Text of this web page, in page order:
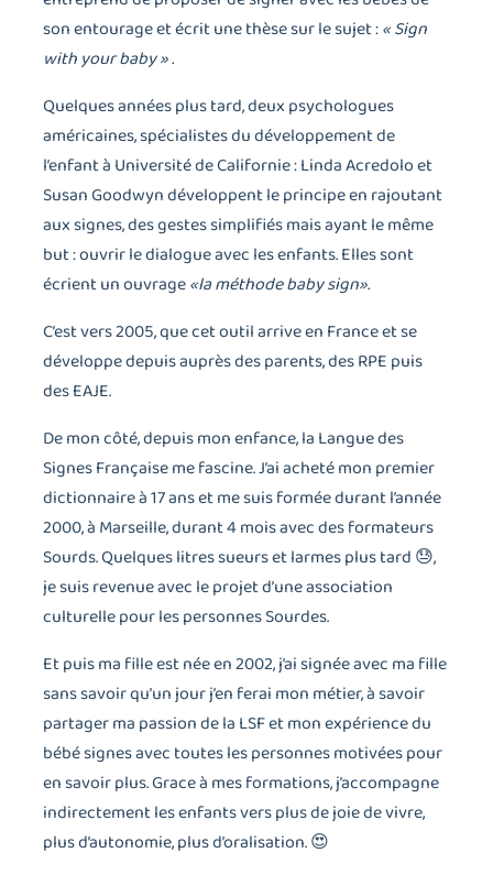
son entourage et écrit une thèse sur le sujet :« Sign
with your baby » .
Quelques années plus tard, deux psychologues
américaines, spécialistes du développement de
l’enfant à Université de Californie : Linda Acredolo et
Susan Goodwyn développent le principe en rajoutant
aux signes, des gestes simplifiés mais ayant le même
but : ouvrir le dialogue avec les enfants. Elles sont
écrient un ouvrage«la méthode baby sign».
C’est vers 2005, que cet outil arrive en France et se
développe depuis auprès des parents, des RPE puis
des EAJE.
De mon côté, depuis mon enfance, la Langue des
Signes Française me fascine. J’ai acheté mon premier
dictionnaire à 17 ans et me suis formée durant l’année
2000, à Marseille, durant 4 mois avec des formateurs
Sourds. Quelques litres sueurs et larmes plus tard 😓,
je suis revenue avec le projet d’une association
culturelle pour les personnes Sourdes.
Et puis ma fille est née en 2002, j’ai signée avec ma fille
sans savoir qu’un jour j’en ferai mon métier, à savoir
partager ma passion de la LSF et mon expérience du
bébé signes avec toutes les personnes motivées pour
en savoir plus. Grace à mes formations, j’accompagne
indirectement les enfants vers plus de joie de vivre,
plus d’autonomie, plus d’oralisation. 😍